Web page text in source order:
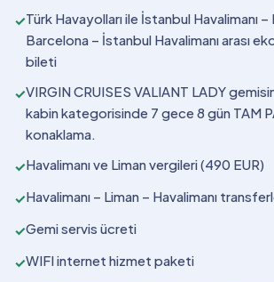
✓Türk Havayolları ile İstanbul Havalimanı
Barcelona – İstanbul Havalimanı arası
bileti
✓VIRGIN CRUISES VALIANT LADY
kabin kategorisinde 7 gece 8 gün TAM
konaklama.
✓Havalimanı ve Liman vergileri (490 EUR)
✓Havalimanı – Liman – Havalimanı
✓Gemi servis ücreti
✓WIFI internet hizmet paketi